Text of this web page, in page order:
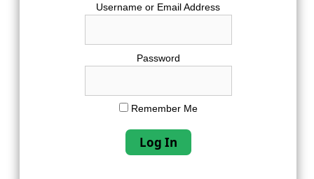
Username or Email Address
Password
Remember Me